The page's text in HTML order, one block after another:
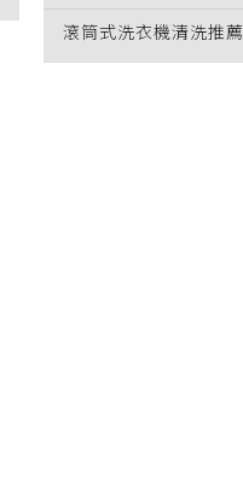
滾筒式洗衣機清洗推薦